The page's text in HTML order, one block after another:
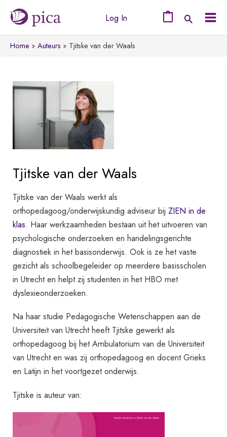
naar
de
inhoud
Log In
Home Auteurs Tjitske van der Waals
Tjitske van der Waals
Tjitske van der Waals werkt als
orthopedagoog/onderwijskundig adviseur bijZIEN in de
klas. Haar werkzaamheden bestaan uit het uitvoeren van
psychologische onderzoeken en handelingsgerichte
diagnostiek in het basisonderwijs. Ook is ze het vaste
gezicht als schoolbegeleider op meerdere basisscholen
in Utrecht en helpt zij studenten in het HBO met
dyslexieonderzoeken.
Na haar studie Pedagogische Wetenschappen aan de
Universiteit van Utrecht heeft Tjitske gewerkt als
orthopedagoog bij het Ambulatorium van de Universiteit
van Utrecht en was zij orthopedagoog en docent Grieks
en Latijn in het voortgezet onderwijs.
Tjitske is auteur van: